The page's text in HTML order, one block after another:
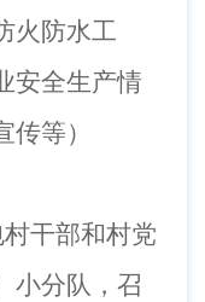
火防水工
安全生产情
等）
干部和村党
小分队，召